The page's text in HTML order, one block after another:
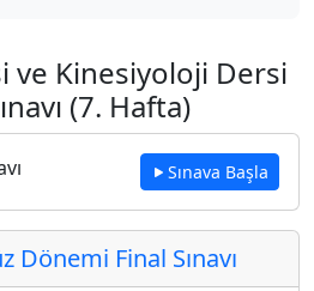
ve Kinesiyoloji Dersi
(7. Hafta)
Sınava Başla
Dönemi Final Sınavı